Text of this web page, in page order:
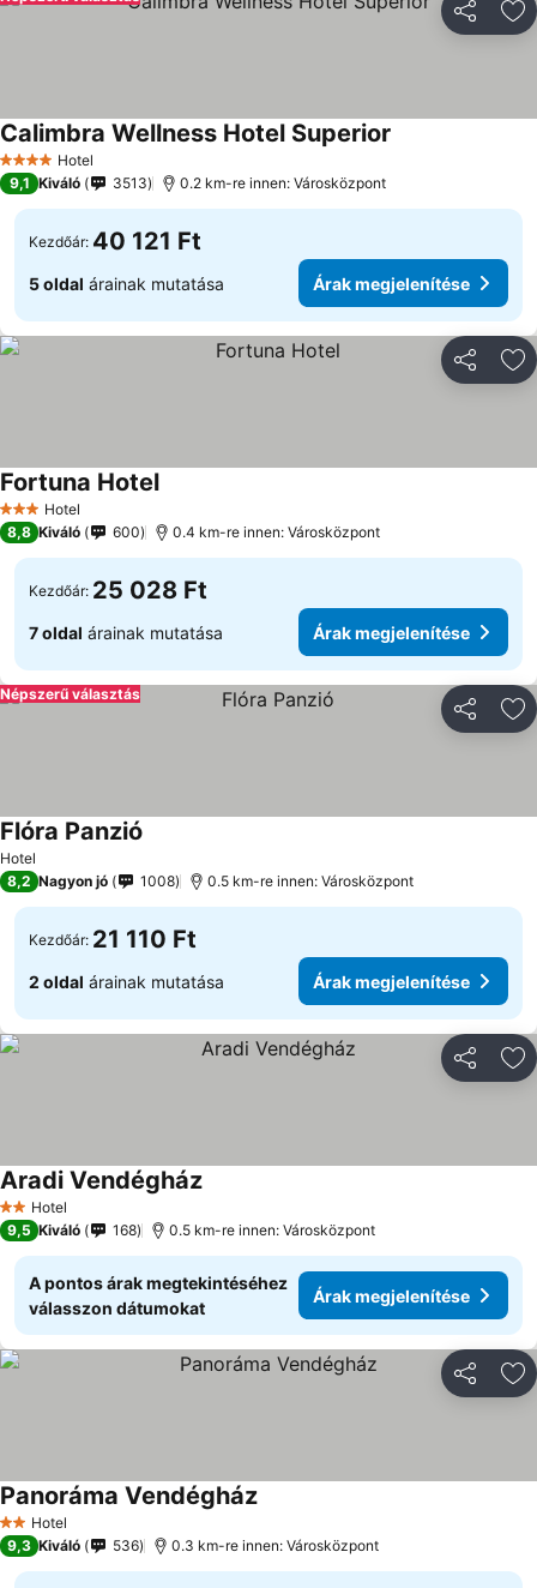
4 KategóriaHotel
Calimbra Wellness Hotel Superior
9,1 Kiváló 3513 0.2 km-re innen: Városközpont
Kezdőár: 40 121 Ft
5 oldal árainak mutatása Árak megjelenítése
3 Kategória
Hotel
Fortuna HotelÁrak megjelenítése
8,8 Kiváló 600 0.4 km-re innen: Városközpont
Kezdőár: 25 028 Ft
7 oldal árainak mutatása Árak megjelenítése
Népszerű választás
Hotel
Flóra Panzió
8,2 Nagyon jó 1008 0.5 km-re innen: Városközpont
Kezdőár: 21 110 Ft
2 oldal árainak mutatása Árak megjelenítése
2 Kategória
Hotel
Aradi VendégházÁrak megjelenítése
9,5 Kiváló 168 0.5 km-re innen: Városközpont
A pontos árak megtekintéséhez
válasszon dátumokat
Árak megjelenítése
2 Kategória
Hotel
Panoráma VendégházÁrak megjelenítése
9,3 Kiváló 536 0.3 km-re innen: Városközpont